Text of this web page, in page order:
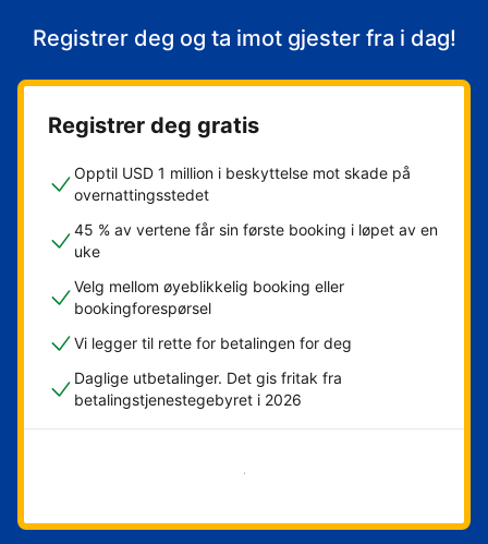
Registrer deg og ta imot gjester fra i dag!
Registrer deg gratis
Opptil USD 1 million i beskyttelse mot skade på
overnattingsstedet
45 % av vertene får sin første booking i løpet av en
uke
Velg mellom øyeblikkelig booking eller
bookingforespørsel
Vi legger til rette for betalingen for deg
Daglige utbetalinger. Det gis fritak fra
betalingstjenestegebyret i 2026
Kom i gang nå